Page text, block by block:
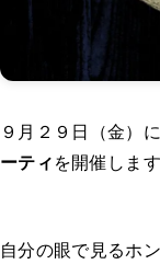
９月２９日（金）
ーティを開催します
自分の眼で見るホ